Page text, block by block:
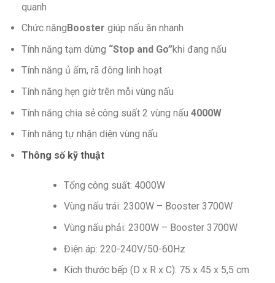
quanh
Chức năng Booster giúp nấu ăn nhanh
Tính năng tạm dừng “Stop and Go”khi đang nấu
Tính năng ủ ấm, rã đông linh hoạt
Tính năng hẹn giờ trên mỗi vùng nấu
Tính năng chia sẻ công suất 2 vùng nấu 4000W
Tính năng tự nhận diện vùng nấu
Thông số kỹ thuật
Tổng công suất: 4000W
Vùng nấu trái: 2300W – Booster 3700W
Vùng nấu phải: 2300W – Booster 3700W
Điện áp: 220-240V/50-60Hz
Kích thước bếp (D x R x C): 75 x 45 x 5,5 cm